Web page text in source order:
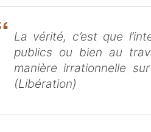
La vérité, c’est que
publics ou bien au
manière irrationnelle
(Libération)